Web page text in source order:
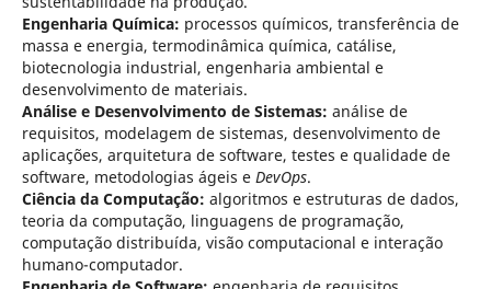
Engenharia Química: processos químicos, transferência de
massa e energia, termodinâmica química, catálise,
biotecnologia industrial, engenharia ambiental e
desenvolvimento de materiais.
Análise e Desenvolvimento de Sistemas: análise de
requisitos, modelagem de sistemas, desenvolvimento de
aplicações, arquitetura de software, testes e qualidade de
software, metodologias ágeis e DevOps.
Ciência da Computação: algoritmos e estruturas de dados,
teoria da computação, linguagens de programação,
computação distribuída, visão computacional e interação
humano-computador.